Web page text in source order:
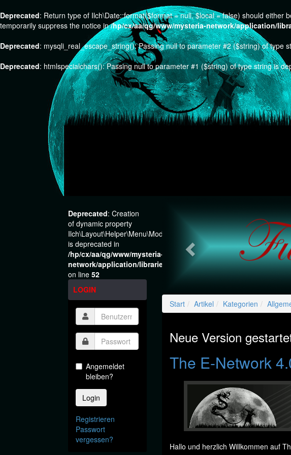
Deprecated: Return type of Ilch\Date::format($format = null, $local = false) should
temporarily suppress the notice in/hp/cx/aa/qg/www/mysteria-network/application/
Deprecated: mysqli_real_escape_string(): Passing null to parameter #2 ($string) of type
Deprecated: htmlspecialchars(): Passing null to parameter #1 ($string) of type string is
Deprecated: Creation
of dynamic property
Ilch\Layout\Helper\Menu\Model::$layout
is deprecated in
/hp/cx/aa/qg/www/mysteria-
network/application/libraries/Ilch/Layout/Helper/Menu/
on line52
LOGIN
Angemeldet
bleiben?
Login
Registrieren
Passwort
vergessen?
Start Artikel Kategorien
Neue Version
The E-Network
Hallo und herzlich Willkommen auf